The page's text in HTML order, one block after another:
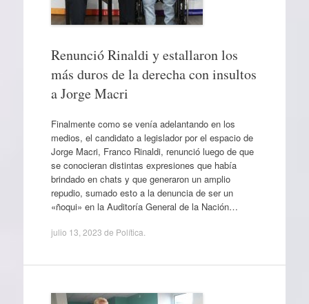
Renunció Rinaldi y estallaron los
más duros de la derecha con insultos
a Jorge Macri
Finalmente como se venía adelantando en los
medios, el candidato a legislador por el espacio de
Jorge Macri, Franco Rinaldi, renunció luego de que
se conocieran distintas expresiones que había
brindado en chats y que generaron un amplio
repudio, sumado esto a la denuncia de ser un
«ñoqui» en la Auditoría General de la Nación…
julio 13, 2023 de Política